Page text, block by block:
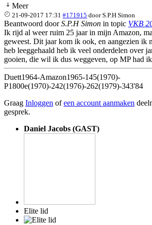
Meer
21-09-2017 17:31 #171915 doorS.P.H Simon
Beantwoord doorS.P.H Simon in topic VKB
Ik rijd al weer ruim 25 jaar in mijn Amazon,
geweest. Dit jaar kom ik ook, en aangezien ik
heb leeggehaald heb ik veel onderdelen over
gooien, die wil ik dus weggeven, op MP had
Duett1964-Amazon1965-145(1970)-
P1800e(1970)-242(1976)-262(1979)-343'84
Graag Inloggen ofeen account aanmaken
gesprek.
Daniel Jacobs (GAST)
Elite lid